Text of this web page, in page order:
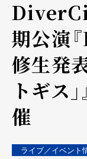
期公演
修生発
トギス
催
ライブ／イベント